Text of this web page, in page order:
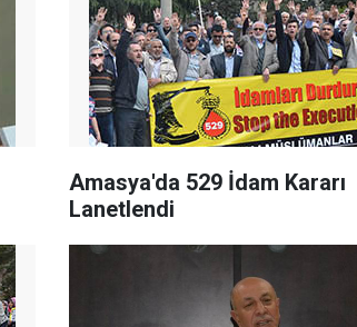
Amasya'da 529 İdam Kararı
Lanetlendi